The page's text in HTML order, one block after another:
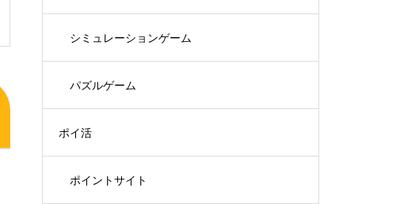
シミュレーションゲーム
パズルゲーム
ポイ活
ポイントサイト